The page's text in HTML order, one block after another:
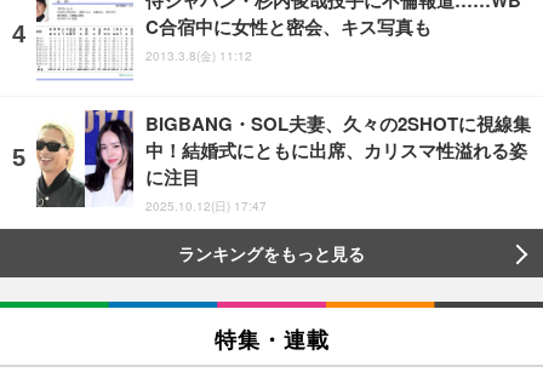
C合宿中に女性と密会、キス写真も
2013.3.8(金) 11:12
BIGBANG・SOL夫妻、久々の2SHOTに視線集
中！結婚式にともに出席、カリスマ性溢れる姿
に注目
2025.10.12(日) 17:47
ランキングをもっと見る
特集・連載